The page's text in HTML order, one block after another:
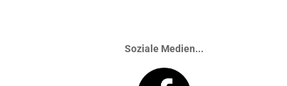
Soziale Medien...